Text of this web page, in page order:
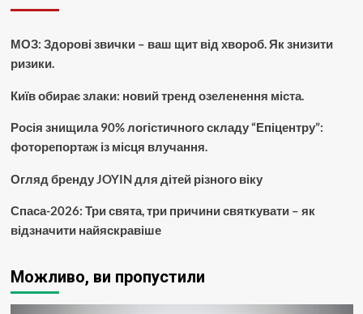
МОЗ: Здорові звички – ваш щит від хвороб. Як знизити
ризики.
Київ обирає злаки: новий тренд озеленення міста.
Росія знищила 90% логістичного складу “Епіцентру”:
фоторепортаж із місця влучання.
Огляд бренду JOYIN для дітей різного віку
Спаса-2026: Три свята, три причини святкувати – як
відзначити найяскравіше
Можливо, ви пропустили